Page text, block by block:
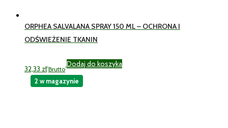
ORPHEA SALVALANA SPRAY 150 ML – OCHRONA I
ODŚWIEŻENIE TKANIN
32,33 zł Brutto
Dodaj do koszyka
2 w magazynie